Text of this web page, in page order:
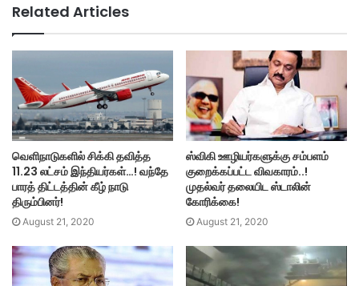
Related Articles
வெளிநாடுகளில் சிக்கி தவித்த
11.23 லட்சம் இந்தியர்கள்…! வந்தே
பாரத் திட்டத்தின் கீழ் நாடு
திரும்பினர்!
August 21, 2020
ஸ்விகி ஊழியர்களுக்கு சம்பளம்
குறைக்கப்பட்ட விவகாரம்..!
முதல்வர் தலையிட ஸ்டாலின்
கோரிக்கை!
August 21, 2020